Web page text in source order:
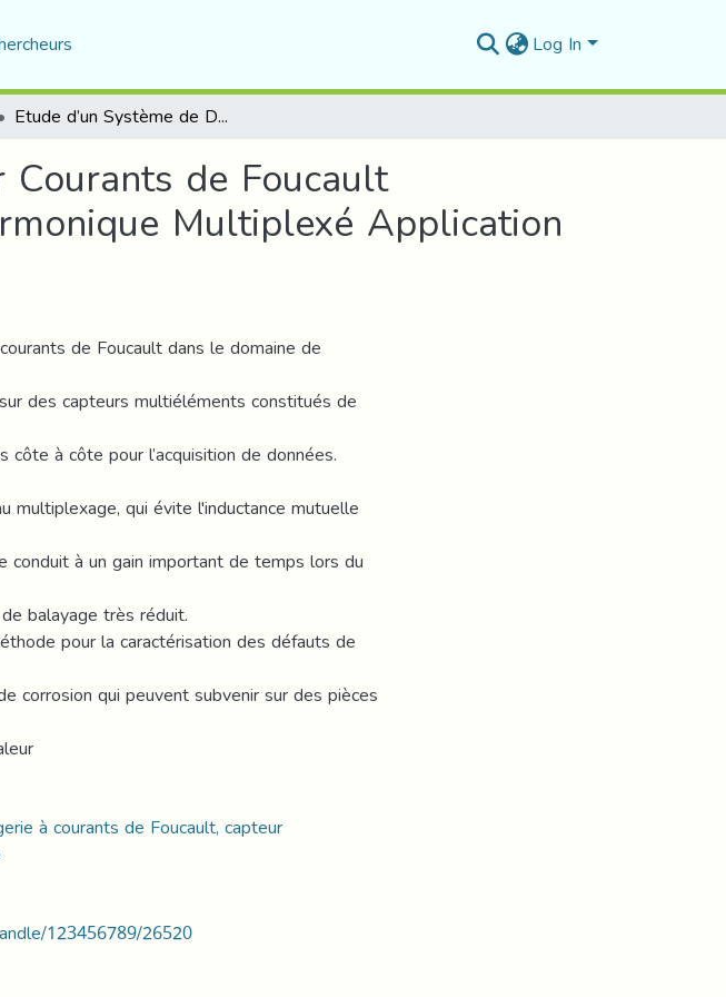
Log In
Etude d’un Système de Détection par Courants de Foucault Multiéléments Alimenté en Mode Harmonique Multiplexé Application aux Échangeurs de chaleur
de Foucault
Multiplexé Application
de Foucault dans le domaine de
des capteurs multiéléments constitués de
côte à côte pour l’acquisition de données.
multiplexage, qui évite l'inductance mutuelle
conduit à un gain important de temps lors du
balayage très réduit.
pour la caractérisation des défauts de
corrosion qui peuvent subvenir sur des pièces
à courants de Foucault, capteur
123456789/26520